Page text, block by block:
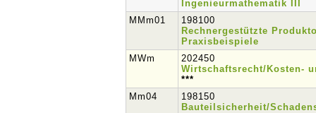
Ingenieurmathematik III
MMm01
198100
Rechnergestützte
Praxisbeispiele
MWm
202450
Wirtschaftsrecht/Kosten-
***
Mm04
198150
Bauteilsicherheit/